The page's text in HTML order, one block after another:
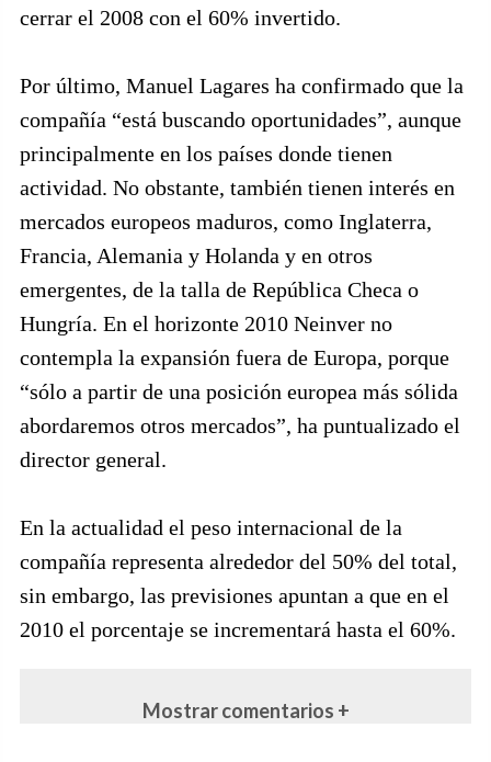
cerrar el 2008 con el 60% invertido.
Por último, Manuel Lagares ha confirmado que la
compañía “está buscando oportunidades”, aunque
principalmente en los países donde tienen
actividad. No obstante, también tienen interés en
mercados europeos maduros, como Inglaterra,
Francia, Alemania y Holanda y en otros
emergentes, de la talla de República Checa o
Hungría. En el horizonte 2010 Neinver no
contempla la expansión fuera de Europa, porque
“sólo a partir de una posición europea más sólida
abordaremos otros mercados”, ha puntualizado el
director general.
En la actualidad el peso internacional de la
compañía representa alrededor del 50% del total,
sin embargo, las previsiones apuntan a que en el
2010 el porcentaje se incrementará hasta el 60%.
Mostrar comentarios +